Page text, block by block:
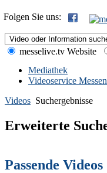
Folgen Sie uns:
messelive.tv Website
Mediathek
Videoservice
Videos Suchergebnisse
Erweiterte
Passende